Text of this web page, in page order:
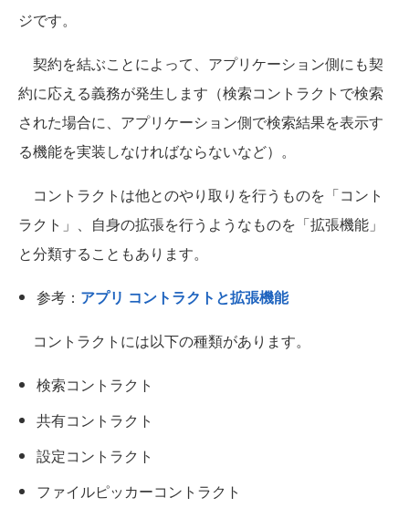
ジです。
契約を結ぶことによって、アプリケーション側にも契
約に応える義務が発生します（検索コントラクトで検索
された場合に、アプリケーション側で検索結果を表示す
る機能を実装しなければならないなど）。
コントラクトは他とのやり取りを行うものを「コント
ラクト」、自身の拡張を行うようなものを「拡張機能」
と分類することもあります。
参考： アプリ コントラクトと拡張機能
コントラクトには以下の種類があります。
検索コントラクト
共有コントラクト
設定コントラクト
ファイルピッカーコントラクト